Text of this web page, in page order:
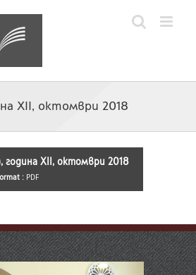
XII, октомври 2018
година XII, октомври 2018
: PDF